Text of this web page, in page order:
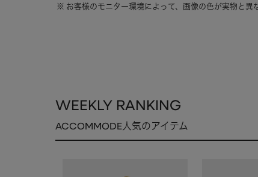
お客様のモニター環境によって、画像の色が実物と異
WEEKLY RANKING
ACCOMMODE人気のアイテム